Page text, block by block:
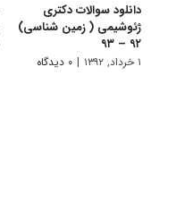
دانلود سوالات دکتری
ژئوشیمی ( زمین شناسی)
۹۲ – ۹۳
۱ خرداد, ۱۳۹۲ | ۰ دیدگاه